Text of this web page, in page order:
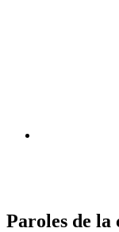
Paroles de la